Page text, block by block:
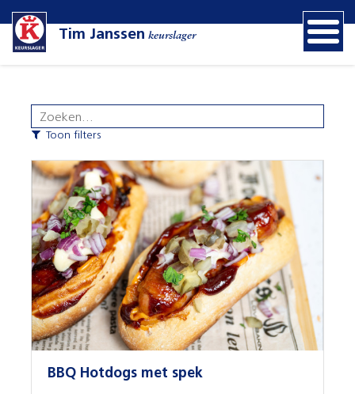
Tim Janssen keurslager
Toon filters
BBQ Hotdogs met spek